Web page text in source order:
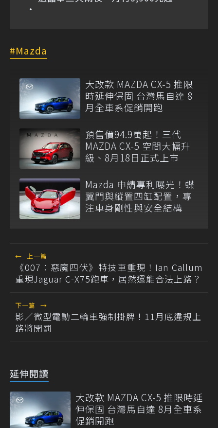
Mazda
大改款 MAZDA CX-5 推限
時延伸保固 台灣馬自達 8
月全車系促銷開跑
預售價94.9萬起！三代
MAZDA CX-5 空間大幅升
級、8月18日正式上市
Mazda 申請專利曝光！蝶
翼門與縱置四缸配置，專
注車身剛性與安全結構
← 上一篇
《007：惡魔四伏》特技車重現！Ian Callum
重現Jaguar C-X75跑車，居然還能合法上路？
下一篇 →
影／微型電動二輪車強制掛牌！11月底違規上
路將開罰
延伸閱讀
大改款 MAZDA CX-5 推限時延
伸保固 台灣馬自達 8月全車系
促銷開跑